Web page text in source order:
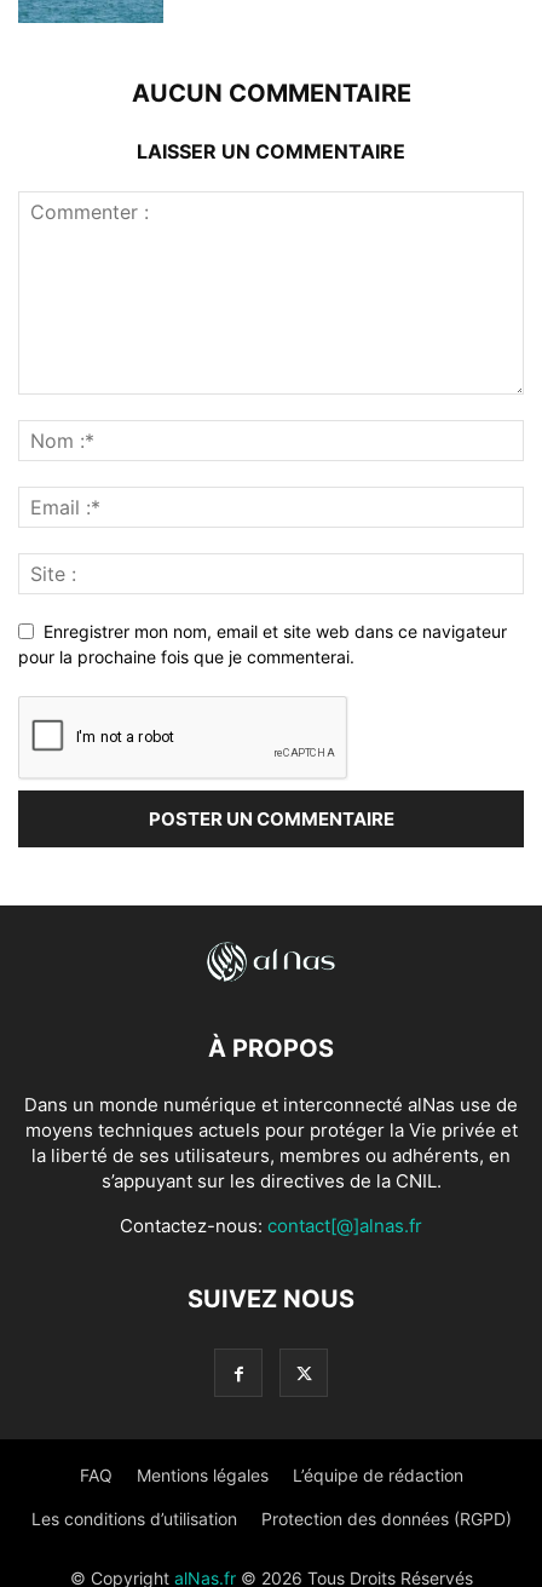
AUCUN COMMENTAIRE
LAISSER UN COMMENTAIRE
Enregistrer mon nom, email et site web dans ce navigateur
pour la prochaine fois que je commenterai.
À PROPOS
Dans un monde numérique et interconnecté alNas use de
moyens techniques actuels pour protéger la Vie privée et
la liberté de ses utilisateurs, membres ou adhérents, en
s’appuyant sur les directives de la CNIL.
Contactez-nous: contact[@]alnas.fr
SUIVEZ NOUS
FAQ Mentions légales L’équipe de rédaction
Les conditions d’utilisation Protection des données (RGPD)
© Copyright alNas.fr© 2026 Tous Droits Réservés